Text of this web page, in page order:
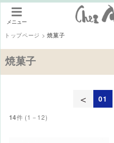
メニュー
トップページ >焼菓子
焼菓子
＜ 01
14件 (1－12)